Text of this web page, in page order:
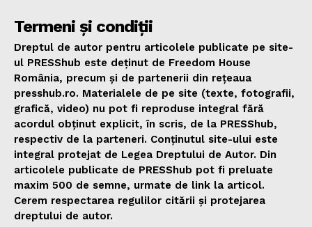
Termeni și condiții
Dreptul de autor pentru articolele publicate pe site-
ul PRESShub este deținut de Freedom House
România, precum și de partenerii din rețeaua
presshub.ro. Materialele de pe site (texte, fotografii,
grafică, video) nu pot fi reproduse integral fără
acordul obținut explicit, în scris, de la PRESShub,
respectiv de la parteneri. Conținutul site-ului este
integral protejat de Legea Dreptului de Autor. Din
articolele publicate de PRESShub pot fi preluate
maxim 500 de semne, urmate de link la articol.
Cerem respectarea regulilor citării și protejarea
dreptului de autor.